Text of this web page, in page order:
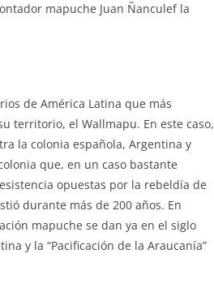
mapuche Juan Ñanculef la
de América Latina que más
territorio, el Wallmapu. En este caso,
la colonia española, Argentina y
que, en un caso bastante
opuestas por la rebeldía de
durante más de 200 años. En
mapuche se dan ya en el siglo
y la “Pacificación de la Araucanía”